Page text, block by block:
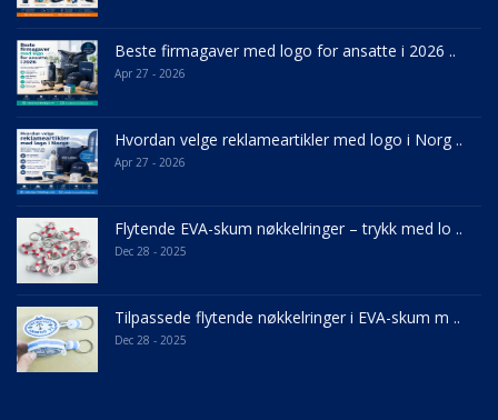
Beste firmagaver med logo for ansatte i 2026 ..
Apr 27 - 2026
Hvordan velge reklameartikler med logo i Norg ..
Apr 27 - 2026
Flytende EVA-skum nøkkelringer – trykk med lo ..
Dec 28 - 2025
Tilpassede flytende nøkkelringer i EVA-skum m ..
Dec 28 - 2025